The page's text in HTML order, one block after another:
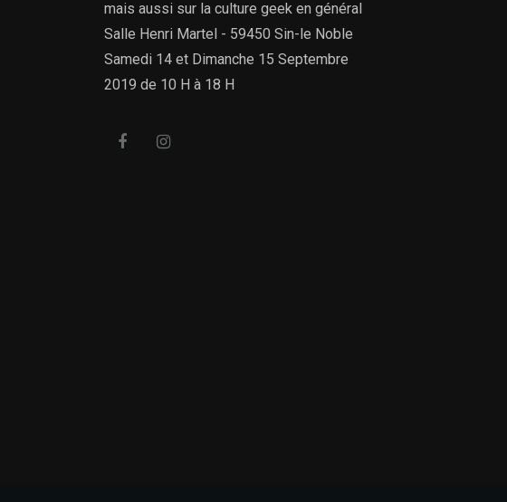
mais aussi sur la culture geek en général
Salle Henri Martel - 59450 Sin-le Noble
Samedi 14 et Dimanche 15 Septembre
2019 de 10 H à 18 H